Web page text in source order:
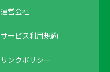
運営会社
サービス利用規約
リンクポリシー